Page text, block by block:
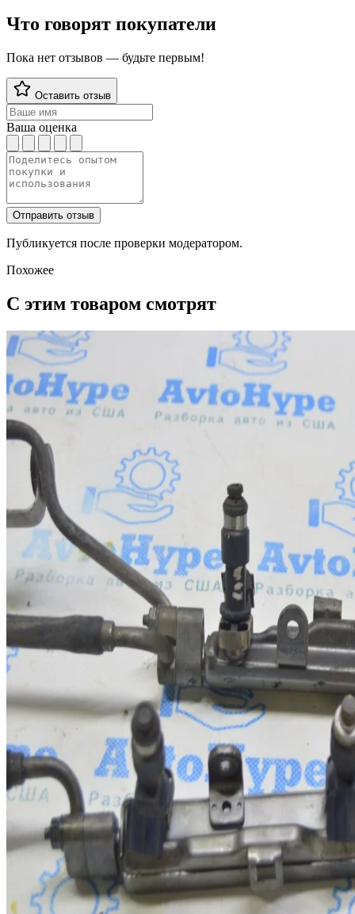
Что говорят покупатели
Пока нет отзывов — будьте первым!
Оставить отзыв
Ваша оценка
Отправить отзыв
Публикуется после проверки модератором.
Похожее
С этим товаром смотрят